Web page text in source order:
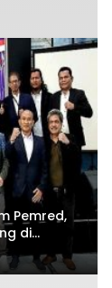
Pemred,
di